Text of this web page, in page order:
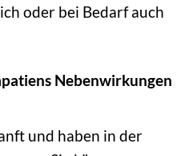
oder bei Bedarf auch
Nebenwirkungen
und haben in der